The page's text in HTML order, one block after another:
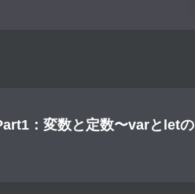
：変数と定数〜varとletの